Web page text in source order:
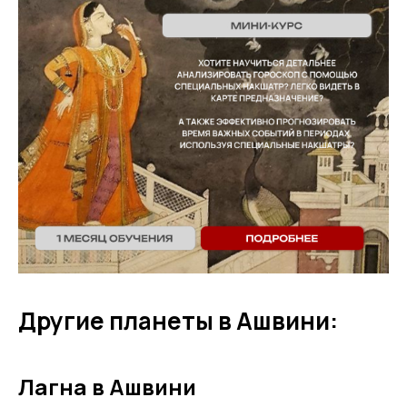
Другие планеты в Ашвини:
Лагна в Ашвини